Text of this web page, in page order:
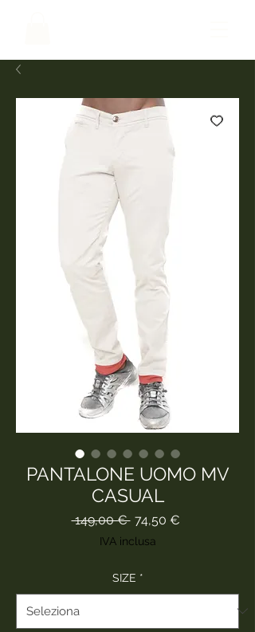
PANTALONE UOMO MV
CASUAL
149,00 € Prezzo
regolare
74,50 €Prezzo
IVA inclusa
SIZE *